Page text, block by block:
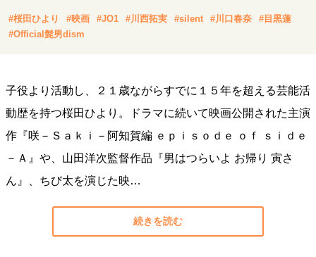
トップが描く未来
マインドセット
重圧との向き合い方
#桜田ひより #映画 #JO1 #川西拓実 #silent #川口春奈
#目黒蓮
#Official髭男dism
子役より活動し、２１歳ながらすでに１５年を超える芸能活
動歴を持つ桜田ひより。ドラマに続いて映画公開された主演
作『咲－Ｓａｋｉ－阿知賀編 ｅｐｉｓｏｄｅ ｏｆ ｓｉｄｅ
－Ａ』や、山田洋次監督作品『男はつらいよ お帰り 寅さ
ん』、ちび太を演じた映…
続きを読む